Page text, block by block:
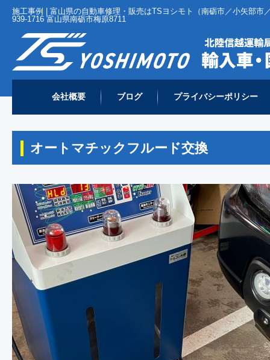
施工事例 | 富山県の自動車修理・販売はTSヨシモト（南砺市／小矢部
939-1716 富山県南砺市梅原8711
会社概要 ブログ プライバシーポリシー
スズキ オートマチックフルード交換
オートマチックフルード交換